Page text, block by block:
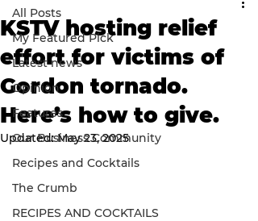
All Posts
My Featured Pick
Latest news
Opinion
Features
Our Business Community
Recipes and Cocktails
The Crumb
RECIPES AND COCKTAILS
KSTV hosting relief
effort for victims of
Gordon tornado.
Here’s how to give.
Updated:May 23, 2025